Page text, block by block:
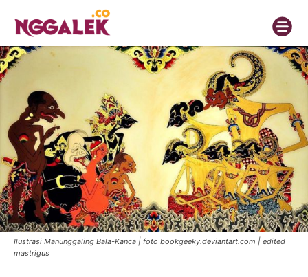
Ilustrasi Manunggaling Bala-Kanca | foto bookgeeky.deviantart.com | edited
mastrigus